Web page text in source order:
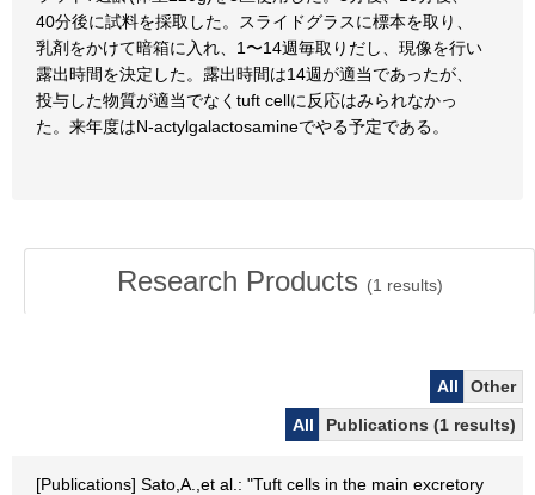
40分後に試料を採取した。スライドグラスに標本を取り、
乳剤をかけて暗箱に入れ、1〜14週毎取りだし、現像を行い
露出時間を決定した。露出時間は14週が適当であったが、
投与した物質が適当でなくtuft cellに反応はみられなかっ
た。来年度はN-actylgalactosamineでやる予定である。
Research Products (1 results)
All
Other
All
Publications (1 results)
[Publications] Sato,A.,et al.: "Tuft cells in the main excretory